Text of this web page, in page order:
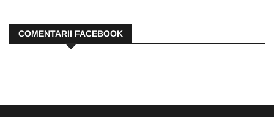
COMENTARII FACEBOOK